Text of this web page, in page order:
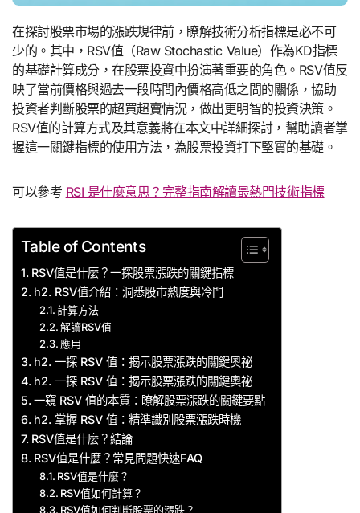
在探討股票市場的漲跌規律前，瞭解技術分析指標是必不可
少的。其中，RSV值（Raw Stochastic Value）作為KD指標
的基礎計算成分，在股票投資中扮演著重要的角色。RSV值反
映了當前價格與過去一段時間內價格高低之間的關係，協助
投資者判斷股票的超買超賣情況，做出更明智的投資決策。
RSV值的計算方式及其意義將在本文中詳細探討，幫助讀者掌
握這一關鍵指標的使用方法，為股票投資打下堅實的基礎。
可以參考 RSI 是什麼意思？完整指南解讀最熱門技術指標
Table of Contents
RSV值是什麼？一探股票漲跌的關鍵指標
h2. RSV值介紹：洞悉股市熱度與冷門
計算方法
解讀RSV值
應用
h2. 一探 RSV 值：揭示股票漲跌的關鍵奧祕
h2. 一探 RSV 值：揭示股票漲跌的關鍵奧祕
一窺 RSV 值的本質：瞭解股票漲跌的關鍵要點
h2. 掌握 RSV 值：精準識別股票漲跌時機
RSV值是什麼？結論
RSV值是什麼？常見問題快速FAQ
RSV值是什麼？
RSV值如何計算？
RSV值如何判斷股票的漲跌？